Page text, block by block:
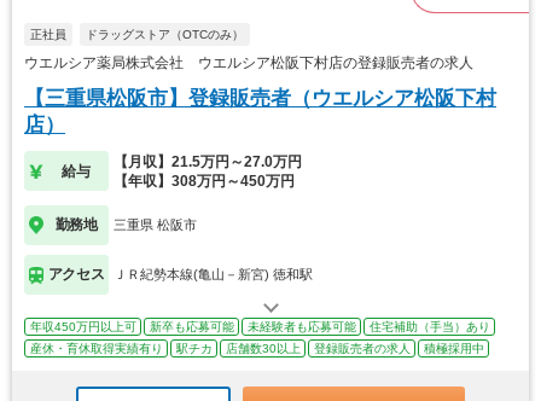
正社員 ドラッグストア（OTCのみ）
ウエルシア薬局株式会社 ウエルシア松阪下村店の登録販売者の求人
【三重県松阪市】登録販売者（ウエルシア松阪下村
店）
給与
【月収】21.5万円～27.0万円
【年収】308万円～450万円
勤務地 三重県 松阪市
アクセス ＪＲ紀勢本線(亀山－新宮) 徳和駅
年収450万円以上可 新卒も応募可能 未経験者も応募可能
住宅補助（手当）あり
産休・育休取得実績有り
駅チカ 店舗数30以上 登録販売者の求人 積極採用中